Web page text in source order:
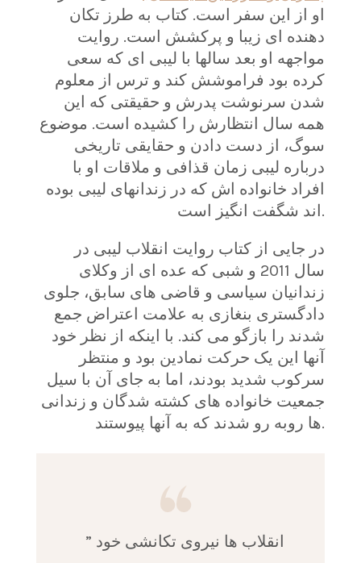
او از این سفر است. کتاب به طرز تکان
دهنده ای زیبا و پرکشش است. روایت
مواجهه او بعد سالها با لیبی ای که سعی
کرده بود فراموشش کند و ترس از معلوم
شدن سرنوشت پدرش و حقیقتی که این
همه سال انتظارش را کشیده است. موضوع
سوگ، از دست دادن و حقایقی تاریخی
درباره لیبی زمان قذافی و ملاقات او با
افراد خانواده اش که در زندانهای لیبی بوده
اند شگفت انگیز است.
سال 2011 و شبی که عده ای از وکلای
زندانیان سیاسی و قاضی های سابق، جلوی
دادگستری بنغازی به علامت اعتراض جمع
شدند را بازگو می کند. با اینکه از نظر خود
آنها این یک حرکت نمادین بود و منتظر
سرکوب شدید بودند، اما به جای آن با سیل
جمعیت خانواده های کشته شدگان و زندانی
ها روبه رو شدند که به آنها پیوستند.
” انقلاب ها نیروی تکانشی خود